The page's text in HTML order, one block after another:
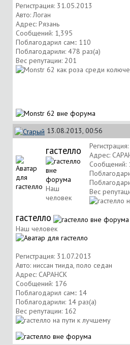
Регистрация: 31.05.2013
Авто: Логан
Адрес: Рязань
Сообщений: 1,395
Поблагодарил сам:: 110
Поблагодарили: 478 раз(а)
Вес репутации: 201
13.08.2013, 00:56
гастелло
Наш
человек
Адрес:
Сообщений:
Вес
гастелло
Наш человек
Регистрация: 31.07.2013
Авто: ниссан тиида, поло седан
Адрес: САРАНСК
Сообщений: 176
Поблагодарил сам:: 14
Поблагодарили: 14 раз(а)
Вес репутации: 162